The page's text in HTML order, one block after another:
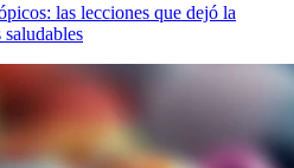
las lecciones que dejó la